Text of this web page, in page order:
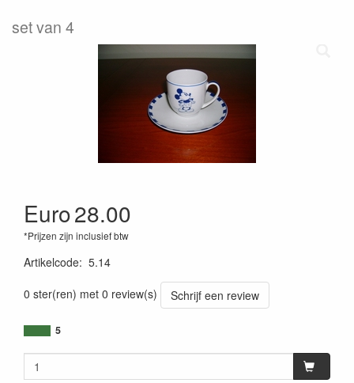
set van 4
Euro28.00
*Prijzen zijn inclusief btw
Artikelcode: 5.14
0 ster(ren) met 0 review(s)
Schrijf een review
5